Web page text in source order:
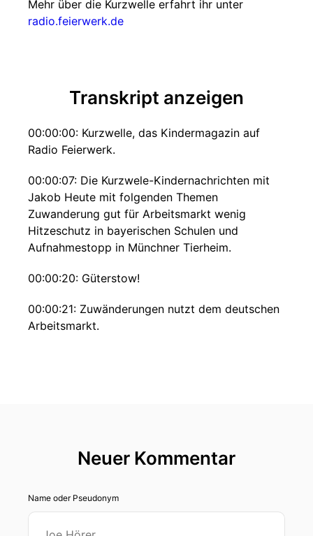
Mehr über die Kurzwelle erfahrt ihr unter
radio.feierwerk.de
Transkript anzeigen
00:00:00: Kurzwelle, das Kindermagazin auf
Radio Feierwerk.
00:00:07: Die Kurzwele-Kindernachrichten mit
Jakob Heute mit folgenden Themen
Zuwanderung gut für Arbeitsmarkt wenig
Hitzeschutz in bayerischen Schulen und
Aufnahmestopp in Münchner Tierheim.
00:00:20: Güterstow!
00:00:21: Zuwänderungen nutzt dem deutschen
Arbeitsmarkt.
00:00:30: Ohne sie würden viele Bereiche der
Wirtschaft nicht funktionieren, sagt die Stiftung.
00:00:34: Das liegt vor allem daran, dass die
Menschen in Deutschland immer älter werden.
Neuer Kommentar
Name oder Pseudonym